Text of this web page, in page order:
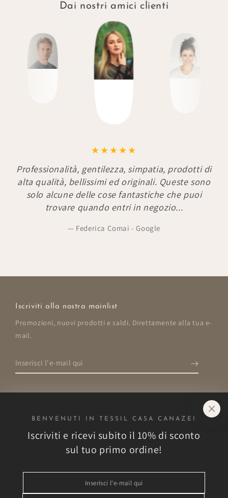
Dai nostri amici clienti
Professionalità, gentilezza, simpatia, prodotti di
alta qualità, bellissimi ed originali. Queste sono
solo alcune delle cose fantastiche che puoi
trovare quando entri in negozio...
Federica Comai - Google
Iscriviti alla nostra mainlist
Promozioni, nuovi prodotti e saldi. Direttamente alla tua e-
mail.
Inserisci
l'e-
BENVENUTI IN TESSIL CASA CANAZEI
Iscriviti e ricevi subito il 10% di sconto
sul tuo primo ordine!
l'e-